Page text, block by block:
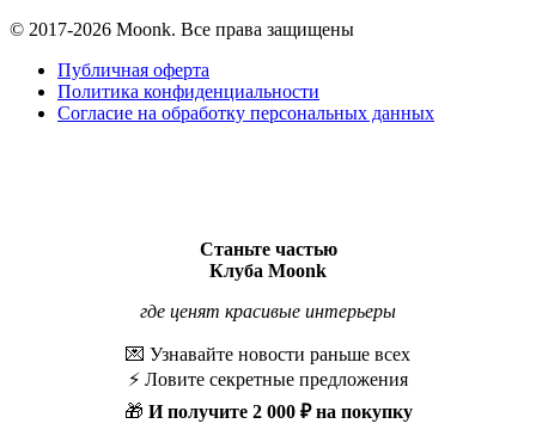
© 2017-2026 Moonk. Все права защищены
Публичная оферта
Политика конфиденциальности
Согласие на обработку персональных данных
Станьте частью
Клуба Moonk
где ценят красивые интерьеры
💌 Узнавайте новости раньше всех
⚡️ Ловите секретные предложения
🎁 И получите 2 000 ₽ на покупку